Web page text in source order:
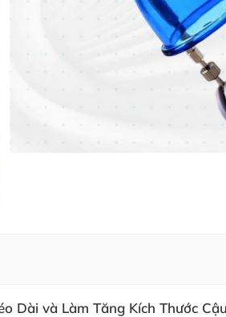
Dài và Làm Tăng Kích Thước